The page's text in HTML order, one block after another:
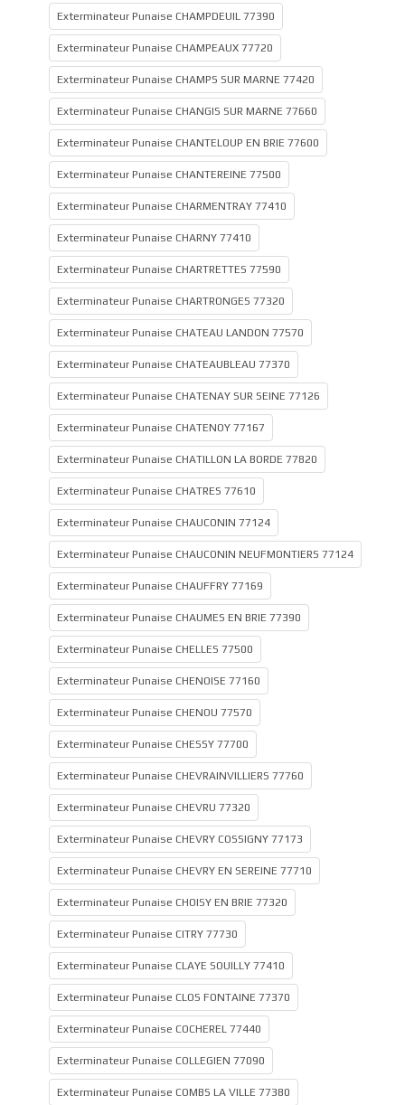
Exterminateur Punaise CHAMPDEUIL 77390
Exterminateur Punaise CHAMPEAUX 77720
Exterminateur Punaise CHAMPS SUR MARNE 77420
Exterminateur Punaise CHANGIS SUR MARNE 77660
Exterminateur Punaise CHANTELOUP EN BRIE 77600
Exterminateur Punaise CHANTEREINE 77500
Exterminateur Punaise CHARMENTRAY 77410
Exterminateur Punaise CHARNY 77410
Exterminateur Punaise CHARTRETTES 77590
Exterminateur Punaise CHARTRONGES 77320
Exterminateur Punaise CHATEAU LANDON 77570
Exterminateur Punaise CHATEAUBLEAU 77370
Exterminateur Punaise CHATENAY SUR SEINE 77126
Exterminateur Punaise CHATENOY 77167
Exterminateur Punaise CHATILLON LA BORDE 77820
Exterminateur Punaise CHATRES 77610
Exterminateur Punaise CHAUCONIN 77124
Exterminateur Punaise CHAUCONIN NEUFMONTIERS 77124
Exterminateur Punaise CHAUFFRY 77169
Exterminateur Punaise CHAUMES EN BRIE 77390
Exterminateur Punaise CHELLES 77500
Exterminateur Punaise CHENOISE 77160
Exterminateur Punaise CHENOU 77570
Exterminateur Punaise CHESSY 77700
Exterminateur Punaise CHEVRAINVILLIERS 77760
Exterminateur Punaise CHEVRU 77320
Exterminateur Punaise CHEVRY COSSIGNY 77173
Exterminateur Punaise CHEVRY EN SEREINE 77710
Exterminateur Punaise CHOISY EN BRIE 77320
Exterminateur Punaise CITRY 77730
Exterminateur Punaise CLAYE SOUILLY 77410
Exterminateur Punaise CLOS FONTAINE 77370
Exterminateur Punaise COCHEREL 77440
Exterminateur Punaise COLLEGIEN 77090
Exterminateur Punaise COMBS LA VILLE 77380